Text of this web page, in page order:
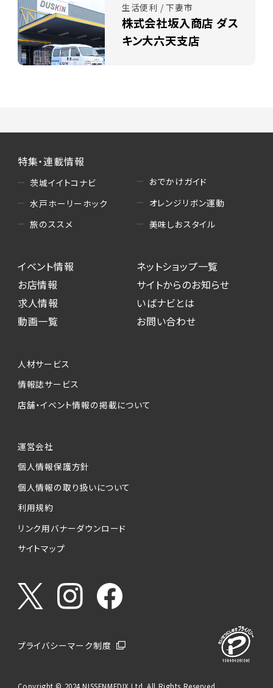
生活便利 / 下妻市
株式会社坂入商店 ダス
キン大六天支店
特集・連載情報
茨城イイトコナビ
水戸ホーリーホック
旅のススメ
おでかけガイド
オレンジリボン運動
美味しおスタイル
イベント情報
お店情報
求人情報
動画一覧
ネットショップ一覧
サイトからのお知らせ
いばナビとは
お問い合わせ
人材サービス
情報誌サービス
店舗・イベント情報の掲載について
運営会社
個人情報保護方針
個人情報の取り扱いについて
利用規約
リンク用バナーダウンロード
サイトマップ
プライバシーマーク制度